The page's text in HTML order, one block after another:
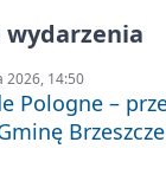
wydarzenia
2026, 14:50
Pologne –
Brzeszcze